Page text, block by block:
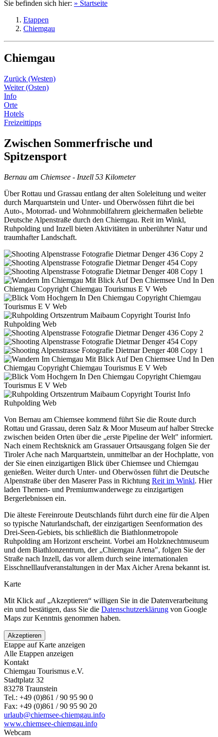
Sie befinden sich hier: » Startseite
Etappen
Chiemgau
Chiemgau
Zurück (Westen)
Weiter (Osten)
Info
Orte
Hotels
Freizeittipps
Zwischen Sommerfrische und
Spitzensport
Bernau am Chiemsee - Inzell 53 Kilometer
Über Rottau und Grassau entlang der alten Soleleitung und weiter
durch Marquartstein und Unter- und Oberwössen führt die bei
Auto-, Motorrad- und Wohnmobilfahrern gleichermaßen beliebte
Deutsche Alpenstraße durch den Chiemgau. Reit im Winkl,
Ruhpolding und Inzell bieten Aktivitäten in unberührter Natur und
traumhafter Landschaft.
Von Bernau am Chiemsee kommend führt Sie die Route durch
Rottau und Grassau, deren Salz & Moor Museum auf halber Strecke
zwischen beiden Orten über die „erste Pipeline der Welt" informiert.
Nach einem Rechtsknick am Grassauer Ortsausgang folgen Sie der
Tiroler Ache nach Marquartstein, unmittelbar an der Hochplatte, von
der Sie einen einzigartigen Blick über Chiemsee und Chiemgau
genießen. Weiter durch Unter- und Oberwössen führt die Deutsche
Alpenstraße über den Maserer Pass in Richtung Reit im Winkl. Hier
laden Themen- und Premiumwanderwege zu einzigartigen
Bergerlebnissen ein.
Die älteste Fereinroute Deutschlands führt durch eine für die Alpen
so typische Naturlandschaft, der einzigartigen Seenformation des
Drei-Seen-Gebiets, bis schließlich die Biathlonmetropole
Ruhpolding am Horizont erscheint. Vorbei am Holzknechtmuseum
und dem Biathlonzentrum, der „Chiemgau Arena", folgen Sie der
Straße nach Inzell, das vor allem durch seine internationalen
Eisschnelllaufveranstaltungen in der Max Aicher Arena bekannt ist.
Karte
Mit Klick auf „Akzeptieren“ willigen Sie in die Datenverarbeitung
ein und bestätigen, dass Sie die Datenschutzerklärung von Google
Maps zur Kenntnis genommen haben.
Akzeptieren
Etappe auf Karte anzeigen
Alle Etappen anzeigen
Kontakt
Chiemgau Tourismus e.V.
Stadtplatz 32
83278 Traunstein
Tel.: +49 (0)861 / 90 95 90 0
Fax: +49 (0)861 / 90 95 90 20
urlaub@chiemsee-chiemgau.info
www.chiemsee-chiemgau.info
Webcam